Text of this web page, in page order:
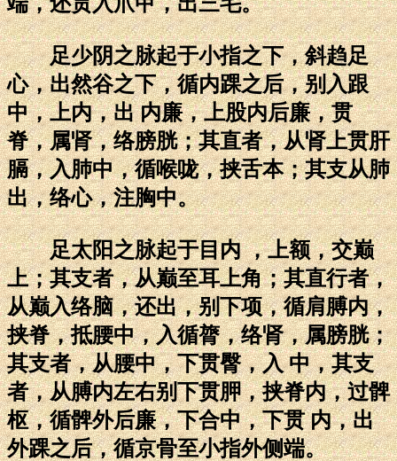
足少阴之脉起于小指之下，斜趋足
心，出然谷之下，循内踝之后，别入跟
中，上内，出 内廉，上股内后廉，贯
脊，属肾，络膀胱；其直者，从肾上贯肝
膈，入肺中，循喉咙，挟舌本；其支从肺
出，络心，注胸中。
足太阳之脉起于目内 ，上额，交巅
上；其支者，从巅至耳上角；其直行者，
从巅入络脑，还出，别下项，循肩膊内，
挟脊，抵腰中，入循膂，络肾，属膀胱；
其支者，从腰中，下贯臀，入 中，其支
者，从膊内左右别下贯胛，挟脊内，过髀
枢，循髀外后廉，下合中，下贯 内，出
外踝之后，循京骨至小指外侧端。